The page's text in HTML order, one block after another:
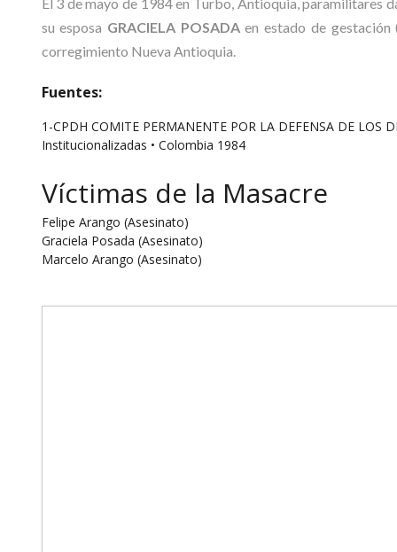
su esposa GRACIELA POSADAen estado de gestación
corregimiento Nueva Antioquia.
Fuentes:
1-CPDH COMITE PERMANENTE POR LA DEFENSA DE
Institucionalizadas • Colombia 1984
Víctimas de la Masacre
Felipe Arango (Asesinato)
Graciela Posada (Asesinato)
Marcelo Arango (Asesinato)